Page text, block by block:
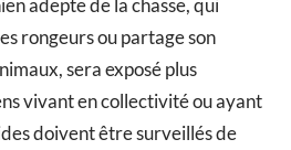
adepte de la chasse, qui
rongeurs ou partage son
sera exposé plus
vivant en collectivité ou ayant
doivent être surveillés de